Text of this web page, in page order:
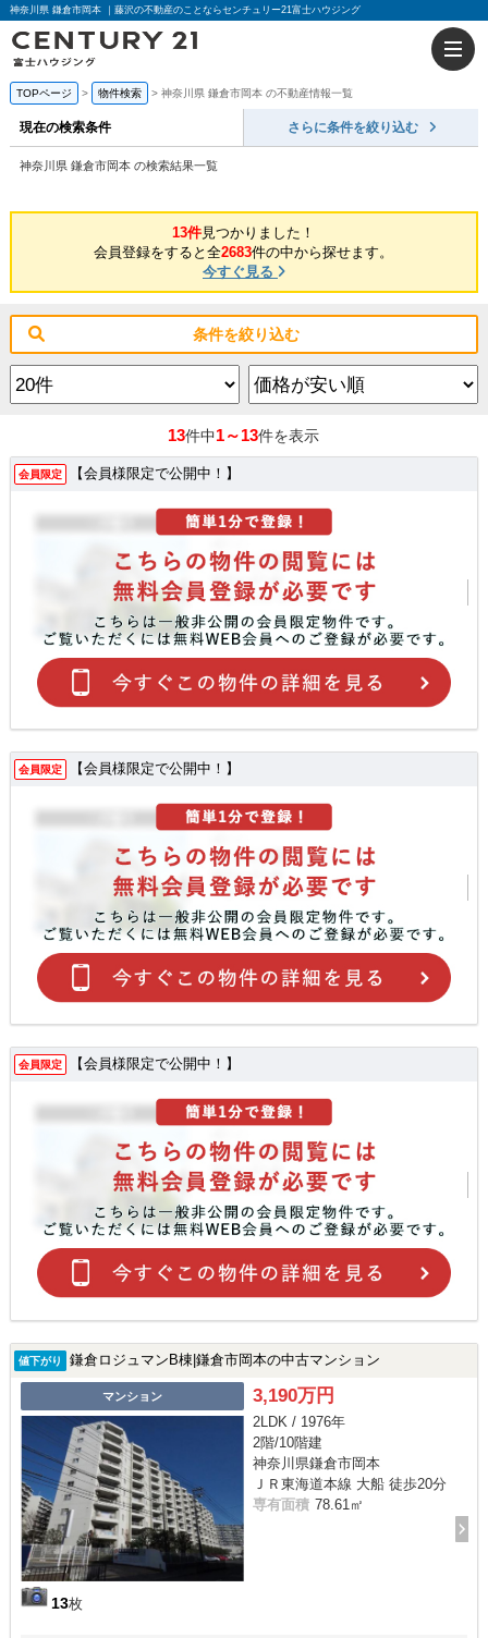
神奈川県 鎌倉市岡本 ｜藤沢の不動産のことならセンチュリー21富士ハウジング
TOPページ 物件検索 神奈川県 鎌倉市岡本 の不動産情報一覧
現在の検索条件 さらに条件を絞り込む
神奈川県 鎌倉市岡本 の検索結果一覧
13件見つかりました！
会員登録をすると全2683件の中から探せます。
今すぐ見る
条件を絞り込む
13件中1～13件を表示
会員限定 【会員様限定で公開中！】
会員限定 【会員様限定で公開中！】
会員限定 【会員様限定で公開中！】
値下がり 鎌倉ロジュマンB棟|鎌倉市岡本の中古マンション
マンション
13枚
3,190万円
2LDK / 1976年
2階/10階建
神奈川県鎌倉市岡本
ＪＲ東海道本線 大船 徒歩20分
専有面積 78.61㎡